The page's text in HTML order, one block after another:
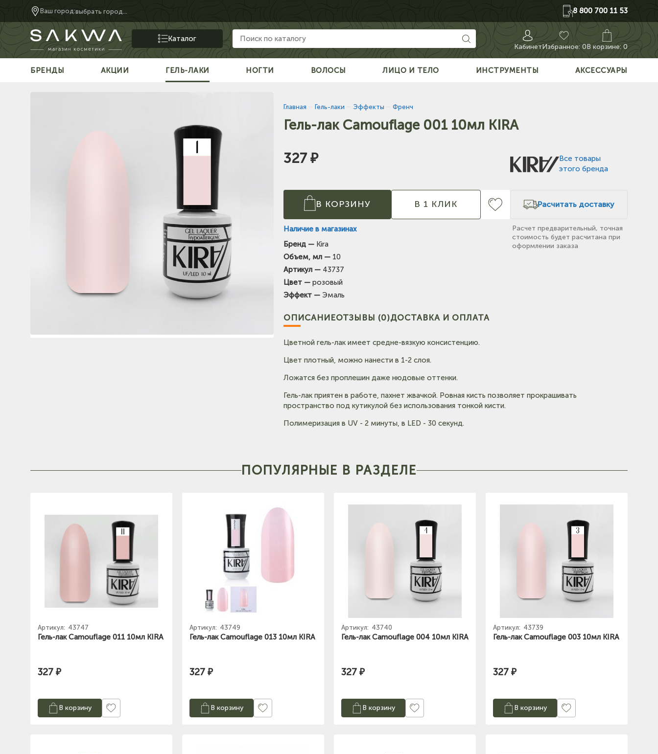
Ваш город:выбрать город... 8 800 700 11 53
Каталог
КабинетИзбранное:0В корзине: 0
БРЕНДЫ АКЦИИ ГЕЛЬ-ЛАКИ НОГТИ ВОЛОСЫ ЛИЦО И ТЕЛО ИНСТРУМЕНТЫ АКСЕССУАРЫ
Главная Гель-лаки Эффекты Френч
Гель-лак Camouflage 001 10мл KIRA
327 ₽
Все товары
этого бренда
В КОРЗИНУ В 1 КЛИК Расчитать доставку
Наличие в магазинах
Тел: +7-903-947-9492
Тел: +7-3852-721-001
Бренд — Kira
Объем, мл — 10
Артикул — 43737
Цвет — розовый
Эффект — Эмаль
Расчет предварительный, точная
стоимость будет расчитана при
оформлении заказа
ОПИСАНИЕОТЗЫВЫ (0)ДОСТАВКА И ОПЛАТА
Цветной гель-лак имеет средне-вязкую консистенцию.
Цвет плотный, можно нанести в 1-2 слоя.
Ложатся без проплешин даже нюдовые оттенки.
Гель-лак приятен в работе, пахнет жвачкой. Ровная кисть позволяет прокрашивать
пространство под кутикулой без использования тонкой кисти.
Полимеризация в UV - 2 минуты, в LED - 30 секунд.
ПОПУЛЯРНЫЕ В РАЗДЕЛЕ
Артикул: 43747
Гель-лак Camouflage 011 10мл KIRA
327 ₽
В корзину
Артикул: 43749
Гель-лак Camouflage 013 10мл KIRA
327 ₽
В корзину
Артикул: 43740
Гель-лак Camouflage 004 10мл KIRA
327 ₽
В корзину
Артикул: 43739
Гель-лак Camouflage 003 10мл KIRA
327 ₽
В корзину